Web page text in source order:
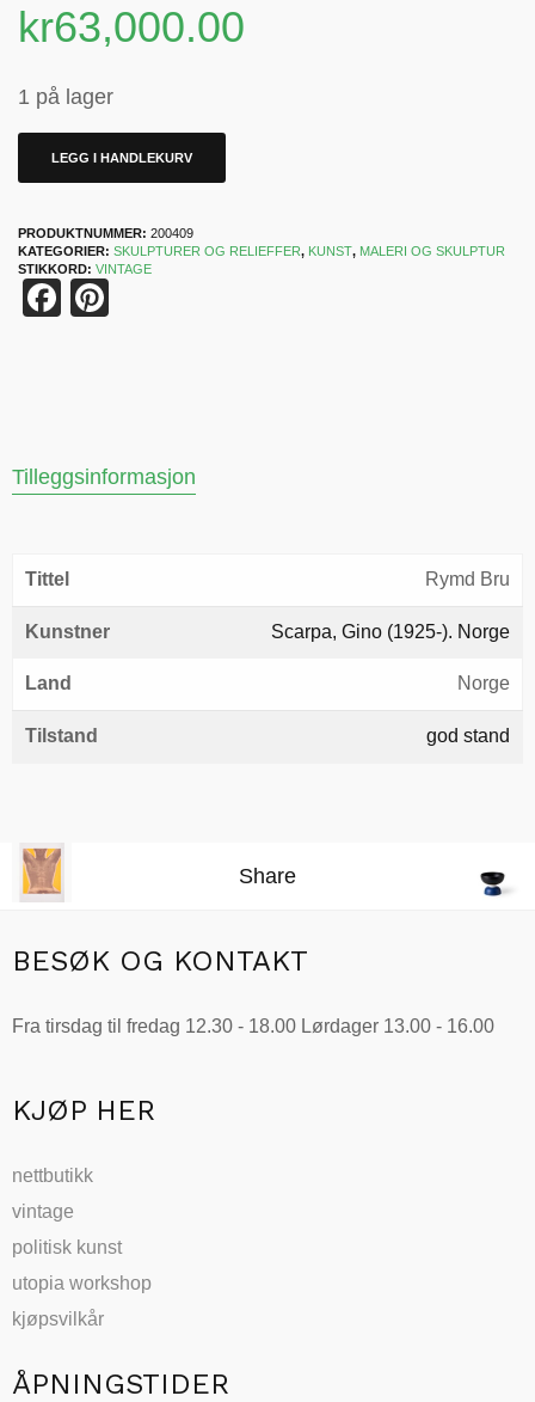
kr63,000.00
1 på lager
LEGG I HANDLEKURV
PRODUKTNUMMER: 200409
KATEGORIER: SKULPTURER OG RELIEFFER, KUNST, MALERI OG SKULPTUR
STIKKORD: VINTAGE
Facebook
Tilleggsinformasjon
Tittel Rymd Bru
Kunstner Scarpa, Gino (1925-). Norge
Land Norge
Tilstand god stand
Share
BESØK OG KONTAKT
Fra tirsdag til fredag 12.30 - 18.00 Lørdager 13.00 - 16.00
KJØP HER
nettbutikk
vintage
politisk kunst
utopia workshop
kjøpsvilkår
ÅPNINGSTIDER